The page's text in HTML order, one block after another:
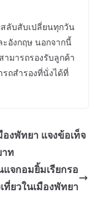
ลับสับเปลี่ยนทุกวัน
ะอังกฤษ นอกจากนี้
ามารถรองรับลูกค้า
ถสำรองที่นั่งได้ที่
องพัทยา แจงข้อเท็จ
าท
จกอมยิ้มเรียกรอ
ที่ยวในเมืองพัทยา